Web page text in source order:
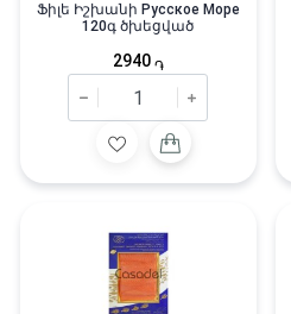
Ֆիլե Իշխանի Русское Море
120գ ծխեցված
2940 ֏